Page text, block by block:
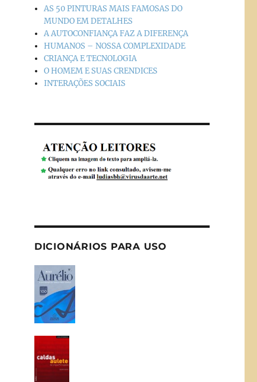
AS 50 PINTURAS MAIS FAMOSAS DO
MUNDO EM DETALHES
A AUTOCONFIANÇA FAZ A DIFERENÇA
HUMANOS – NOSSA COMPLEXIDADE
CRIANÇA E TECNOLOGIA
O HOMEM E SUAS CRENDICES
INTERAÇÕES SOCIAIS
DICIONÁRIOS PARA USO